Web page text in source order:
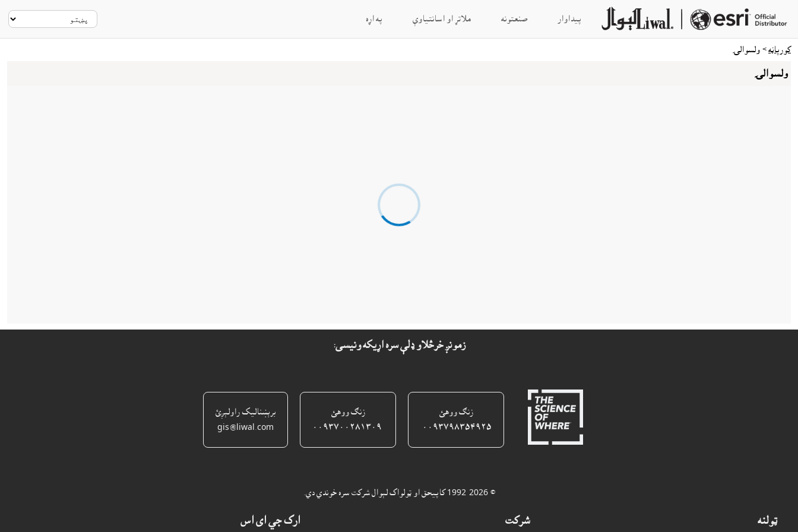
پيداوار صنعتونه ملاتړ او اسانتياوې په اړه
کورپاڼه > ولسوالۍ
ولسوالۍ
زمونږ خرڅلاو ډلې سره اړيکه ونيسى:
زنګ ووهئ
٠٠٩٣٧٩٨٣٥٤٩٢٥ ‎
زنګ ووهئ
برېښناليک راولېږئ
gis@liwal.com
© 1992-2026 کاپيحق او ټولواک لېوال شرکت سره خوندي دي.
ټولنه شرکت ارک جي اى اس